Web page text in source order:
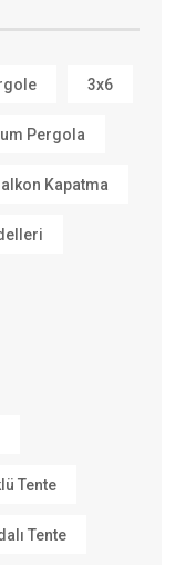
3x6
Pergola
Kapatma
Tente
Tente